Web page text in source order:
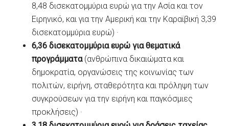
8,48 δισεκατομμύρια ευρώ για την Ασία και τον
Ειρηνικό, και για την Αμερική και την Καραϊβική 3,39
δισεκατομμύρια ευρώ) ·
6,36 δισεκατομμύρια ευρώ για θεματικά
προγράμματα(ανθρώπινα δικαιώματα και
δημοκρατία, οργανώσεις της κοινωνίας των
πολιτών, ειρήνη, σταθερότητα και πρόληψη των
συγκρούσεων για την ειρήνη και παγκόσμιες
προκλήσεις) ·